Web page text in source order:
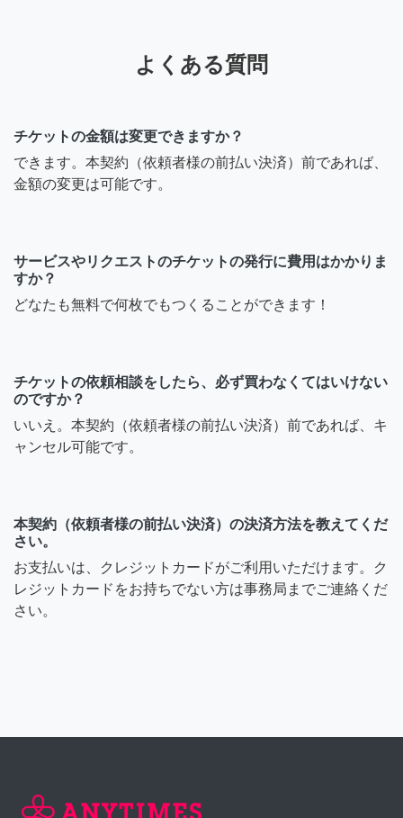
よくある質問
チケットの金額は変更できますか？
できます。本契約（依頼者様の前払い決済）前であれば、
金額の変更は可能です。
サービスやリクエストのチケットの発行に費用はかかりま
すか？
どなたも無料で何枚でもつくることができます！
チケットの依頼相談をしたら、必ず買わなくてはいけない
のですか？
いいえ。本契約（依頼者様の前払い決済）前であれば、キ
ャンセル可能です。
本契約（依頼者様の前払い決済）の決済方法を教えてくだ
さい。
お支払いは、クレジットカードがご利用いただけます。ク
レジットカードをお持ちでない方は事務局までご連絡くだ
さい。